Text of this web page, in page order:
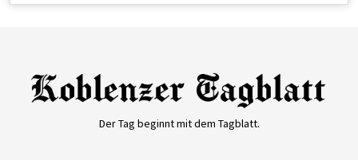
Der Tag beginnt mit dem Tagblatt.